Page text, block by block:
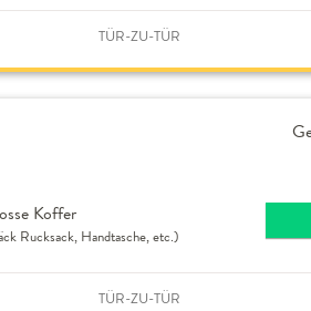
TÜR-ZU-TÜR
Koffer
Rucksack, Handtasche, etc.)
TÜR-ZU-TÜR